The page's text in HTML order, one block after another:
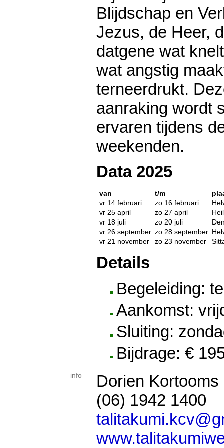
Blijdschap en
Jezus, de Heer,
datgene wat
wat angstig
terneerdrukt.
aanraking wordt
ervaren tijdens
weekenden.
Data 2025
van t/m
vr 14 februari
zo 16 februari
vr 25 april
zo 27 april
vr 18 juli
zo 20 juli
vr 26 september zo 28 september
vr 21 november
zo 23 november
Details
Begeleiding:
Aankomst:
Sluiting:
Bijdrage: €
info
Dorien Kortooms
(06) 1942 1400